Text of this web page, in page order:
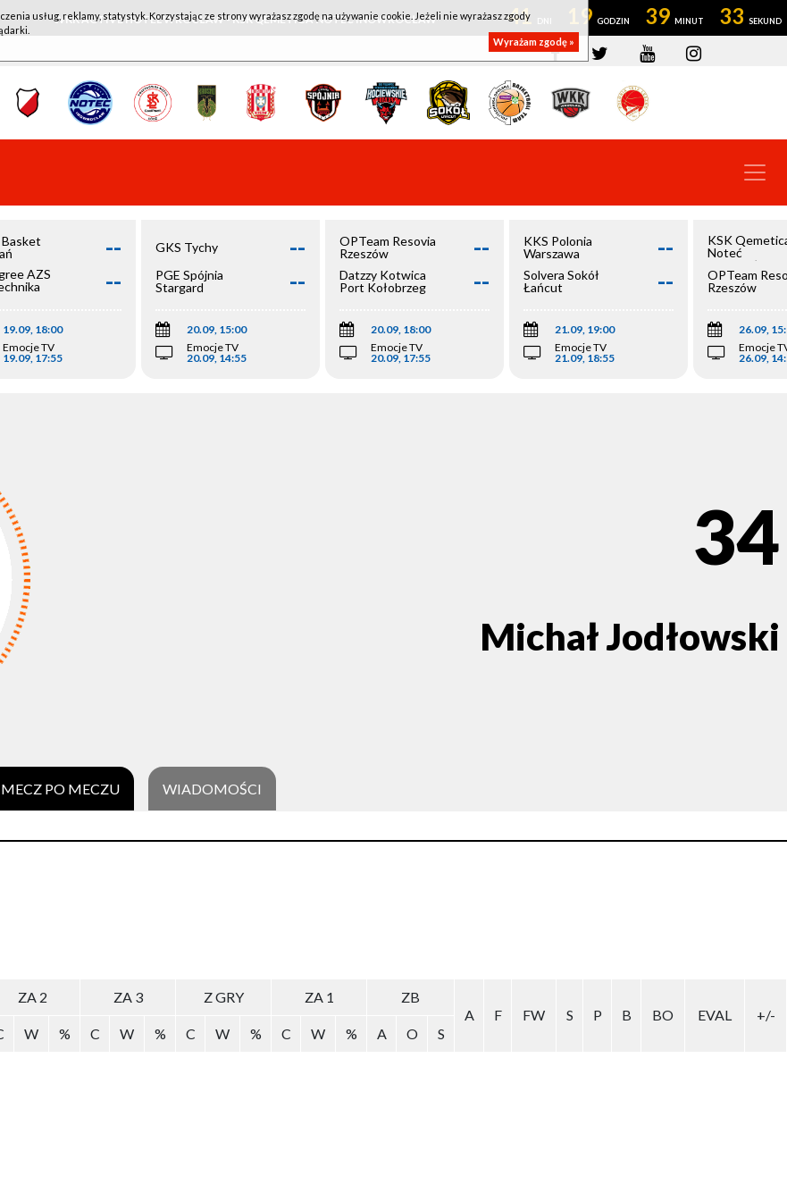
WKK ACTIVE HOTEL WROCŁAW - KSK QEMETICA NOTEĆ INOWROCŁAW 41 19 39 33
Basket
--
AZS
--
19.09, 18:00
Emocje TV
19.09, 17:55
GKS Tychy --
PGE Spójnia
Stargard
--
20.09, 15:00
Emocje TV
20.09, 14:55
OPTeam Resovia
Rzeszów
--
Datzzy Kotwica
Port Kołobrzeg
--
20.09, 18:00
Emocje TV
20.09, 17:55
KKS Polonia
Warszawa
--
Solvera Sokół
Łańcut
--
21.09, 19:00
Emocje TV
21.09, 18:55
KSK
Noteć
Inowrocław
OPTeam
Rzeszów
26.09,
Emocje
26.09,
34
Michał Jodłowski
MECZ PO MECZU WIADOMOŚCI
ZA 2 ZA 3 Z GRY ZA 1
ZB
A
F FW S P B BO EVAL
+/-
W % C W % C W % C W % A O S
usług, reklamy, statystyk. Korzystając ze strony wyrażasz zgodę na używanie cookie. Jeżeli nie wyrażasz zgody
Wyrażam zgodę »